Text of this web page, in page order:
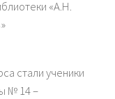
«А.Н.
стали ученики
№ 14 –